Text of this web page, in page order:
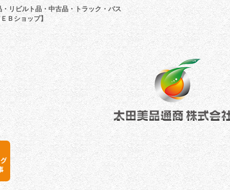
リビルト品・中古品・トラック・バス
Ｂショップ】